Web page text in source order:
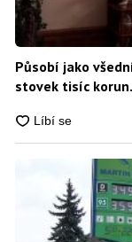
Působí jako
stovek tisíc